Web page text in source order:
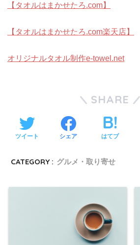
【タオルはまかせたろ.com】
【タオルはまかせたろ.com楽天店】
オリジナルタオル制作e-towel.net
SHARE
ツイート シェア はてブ
CATEGORY : グルメ・取り寄せ